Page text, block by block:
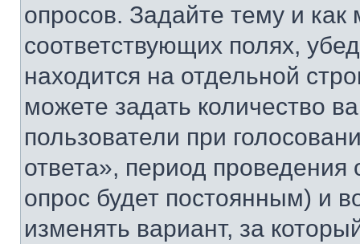
опросов. Задайте тему и
соответствующих полях,
находится на отдельной
можете задать количество
пользователи при
ответа», период проведения
опрос будет постоянным) и
изменять вариант, за